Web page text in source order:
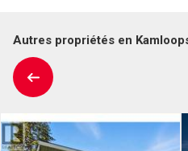
Autres propriétés en